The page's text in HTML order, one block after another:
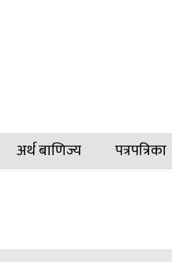
अर्थ बाणिज्य पत्रपत्रिका